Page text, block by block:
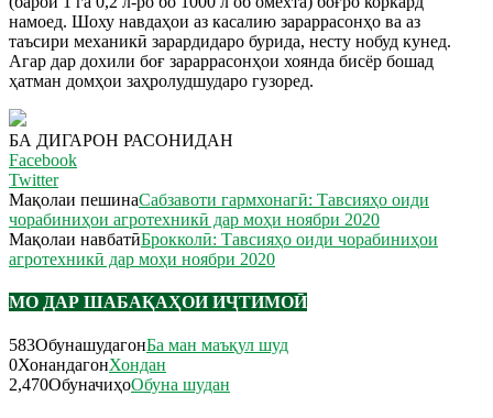
намоед. Шоху навдаҳои аз касалию зараррасонҳо ва аз
таъсири механикӣ зарардидаро бурида, несту нобуд кунед.
Агар дар дохили боғ зараррасонҳои хоянда бисёр бошад
ҳатман домҳои заҳролудшударо гузоред.
БА ДИГАРОН РАСОНИДАН
Facebook
Twitter
Мақолаи пешинаСабзавоти гармхонагӣ: Тавсияҳо оиди
чорабиниҳои агротехникӣ дар моҳи ноябри 2020
Мақолаи навбатӣБрокколӣ: Тавсияҳо оиди чорабиниҳои
агротехникӣ дар моҳи ноябри 2020
МО ДАР ШАБАҚАҲОИ ИҶТИМОӢ
583ОбунашудагонБа ман маъқул шуд
0ХонандагонХондан
2,470ОбуначиҳоОбуна шудан